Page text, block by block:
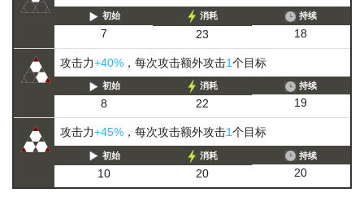
初始
7
消耗
23
持续
18
攻击力+40% ，每次攻击额外攻击1个目标
初始
8
消耗
22
持续
19
攻击力+45% ，每次攻击额外攻击1个目标
初始
10
消耗
20
持续
20